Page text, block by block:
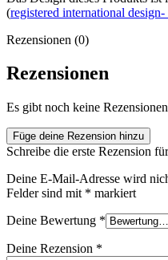
(registered international
Rezensionen (0)
Rezensionen
Es gibt noch keine
Füge deine Rezension hinzu
Schreibe die erste Rezension
Deine E-Mail-Adresse wird
Felder sind mit * markiert
Deine Bewertung *
Deine Rezension *